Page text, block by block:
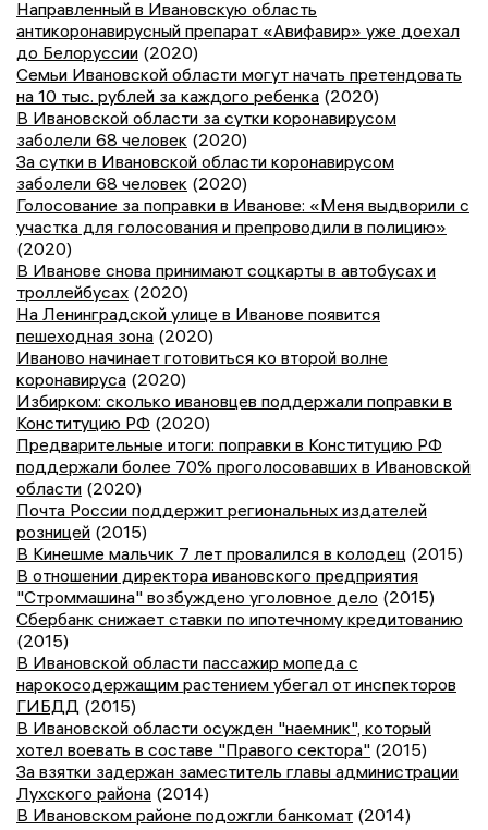
Направленный в Ивановскую область
антикоронавирусный препарат «Авифавир» уже доехал
до Белоруссии (2020)
Семьи Ивановской области могут начать претендовать
на 10 тыс. рублей за каждого ребенка (2020)
В Ивановской области за сутки коронавирусом
заболели 68 человек (2020)
За сутки в Ивановской области коронавирусом
заболели 68 человек (2020)
Голосование за поправки в Иванове: «Меня выдворили с
участка для голосования и препроводили в полицию»
(2020)
В Иванове снова принимают соцкарты в автобусах и
троллейбусах (2020)
На Ленинградской улице в Иванове появится
пешеходная зона (2020)
Иваново начинает готовиться ко второй волне
коронавируса (2020)
Избирком: сколько ивановцев поддержали поправки в
Конституцию РФ (2020)
Предварительные итоги: поправки в Конституцию РФ
поддержали более 70% проголосовавших в Ивановской
области (2020)
Почта России поддержит региональных издателей
розницей (2015)
В Кинешме мальчик 7 лет провалился в колодец (2015)
В отношении директора ивановского предприятия
"Строммашина" возбуждено уголовное дело (2015)
Сбербанк снижает ставки по ипотечному кредитованию
(2015)
В Ивановской области пассажир мопеда с
нарокосодержащим растением убегал от инспекторов
ГИБДД (2015)
В Ивановской области осужден "наемник", который
хотел воевать в составе "Правого сектора" (2015)
За взятки задержан заместитель главы администрации
Лухского района (2014)
В Ивановском районе подожгли банкомат (2014)